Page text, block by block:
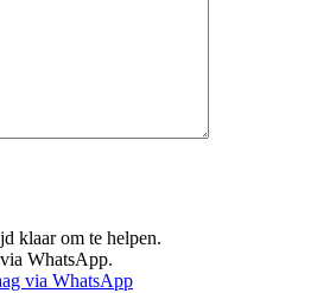
klaar om te helpen.
WhatsApp.
via WhatsApp